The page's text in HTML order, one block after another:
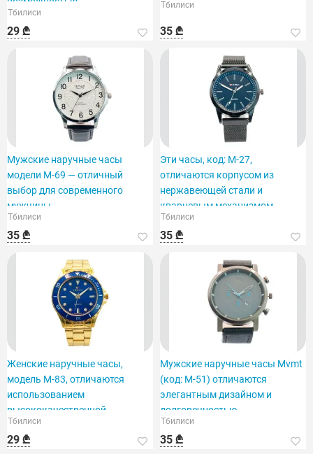
персонализации.
Тбилиси
29 ₾
Тбилиси
35 ₾
Мужские наручные часы
модели M-69 — отличный
выбор для современного
мужчины.
Тбилиси
35 ₾
Эти часы, код: M-27,
отличаются корпусом из
нержавеющей стали и
кварцевым механизмом.
Тбилиси
35 ₾
Женские наручные часы,
модель M-83, отличаются
использованием
высококачественной
нержавеющей стали.
Тбилиси
29 ₾
Мужские наручные часы Mvmt
(код: M-51) отличаются
элегантным дизайном и
долговечностью.
Тбилиси
35 ₾